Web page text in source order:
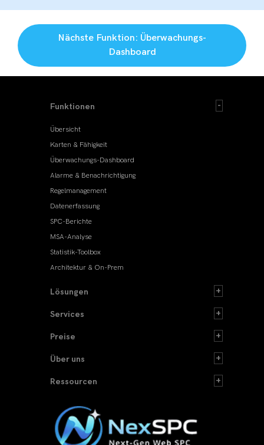
Nächste Funktion: Überwachungs-
Dashboard
Funktionen
Übersicht
Karten & Fähigkeit
Überwachungs-Dashboard
Alarme & Benachrichtigung
Regelmanagement
Datenerfassung
SPC-Berichte
MSA-Analyse
Statistik-Toolbox
Architektur & On-Prem
Lösungen
Services
Preise
Über uns
Ressourcen